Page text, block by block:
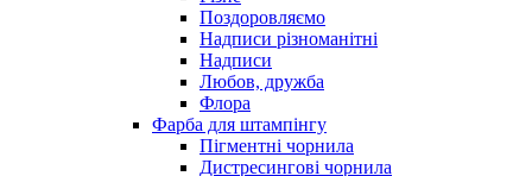
Поздоровляємо
Надписи різноманітні
Надписи
Любов, дружба
Флора
Фарба для штампінгу
Пігментні чорнила
Дистресингові чорнила